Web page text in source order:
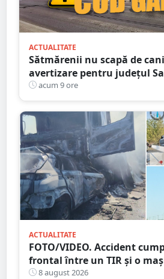
ACTUALITATE
Sătmărenii nu scapă de
avertizare pentru județul
acum 9 ore
ACTUALITATE
FOTO/VIDEO. Accident
frontal între un TIR și o
murit carbonizat
8 august 2026